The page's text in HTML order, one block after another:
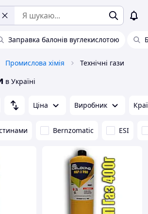
Заправка балонів вуглекислотою
Промислова хімія Технічні гази
в Україні
Ціна Виробник
Bernzomatic ESI